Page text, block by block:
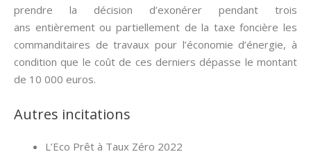
prendre la décision d’exonérer pendant trois
ans entièrement ou partiellement de la taxe foncière les
commanditaires de travaux pour l’économie d’énergie, à
condition que le coût de ces derniers dépasse le montant
de 10 000 euros.
Autres incitations
L’Eco Prêt à Taux Zéro 2022